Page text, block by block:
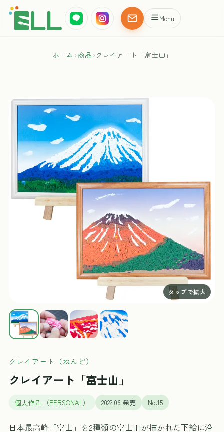
Menu
ホーム › 商品 › クレイアート「富士山」
クレイアート（ねんど）
クレイアート「富士山」
個人作品 （PERSONAL） 2022.06 発売 No.15
日本最高峰「富士」を2種類の富士山が描かれた下絵に沿